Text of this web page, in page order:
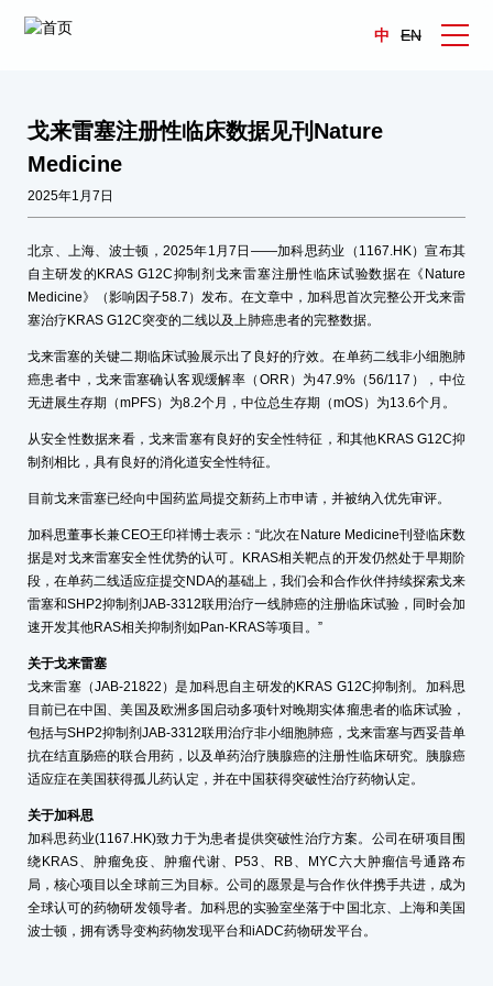
中 EN
戈来雷塞注册性临床数据见刊Nature
Medicine
2025年1月7日
北京、上海、波士顿，2025年1月7日——加科思药业（1167.HK）宣布其
自主研发的KRAS G12C抑制剂戈来雷塞注册性临床试验数据在《Nature
Medicine》（影响因子58.7）发布。在文章中，加科思首次完整公开戈来雷
塞治疗KRAS G12C突变的二线以及上肺癌患者的完整数据。
戈来雷塞的关键二期临床试验展示出了良好的疗效。在单药二线非小细胞肺
癌患者中，戈来雷塞确认客观缓解率（ORR）为47.9%（56/117），中位
无进展生存期（mPFS）为8.2个月，中位总生存期（mOS）为13.6个月。
从安全性数据来看，戈来雷塞有良好的安全性特征，和其他KRAS G12C抑
制剂相比，具有良好的消化道安全性特征。
目前戈来雷塞已经向中国药监局提交新药上市申请，并被纳入优先审评。
加科思董事长兼CEO王印祥博士表示：“此次在Nature Medicine刊登临床数
据是对戈来雷塞安全性优势的认可。KRAS相关靶点的开发仍然处于早期阶
段，在单药二线适应症提交NDA的基础上，我们会和合作伙伴持续探索戈来
雷塞和SHP2抑制剂JAB-3312联用治疗一线肺癌的注册临床试验，同时会加
速开发其他RAS相关抑制剂如Pan-KRAS等项目。”
关于戈来雷塞
戈来雷塞（JAB-21822）是加科思自主研发的KRAS G12C抑制剂。加科思
目前已在中国、美国及欧洲多国启动多项针对晚期实体瘤患者的临床试验，
包括与SHP2抑制剂JAB-3312联用治疗非小细胞肺癌，戈来雷塞与西妥昔单
抗在结直肠癌的联合用药，以及单药治疗胰腺癌的注册性临床研究。胰腺癌
适应症在美国获得孤儿药认定，并在中国获得突破性治疗药物认定。
关于加科思
加科思药业(1167.HK)致力于为患者提供突破性治疗方案。公司在研项目围
绕KRAS、肿瘤免疫、肿瘤代谢、P53、RB、MYC六大肿瘤信号通路布
局，核心项目以全球前三为目标。公司的愿景是与合作伙伴携手共进，成为
全球认可的药物研发领导者。加科思的实验室坐落于中国北京、上海和美国
波士顿，拥有诱导变构药物发现平台和iADC药物研发平台。